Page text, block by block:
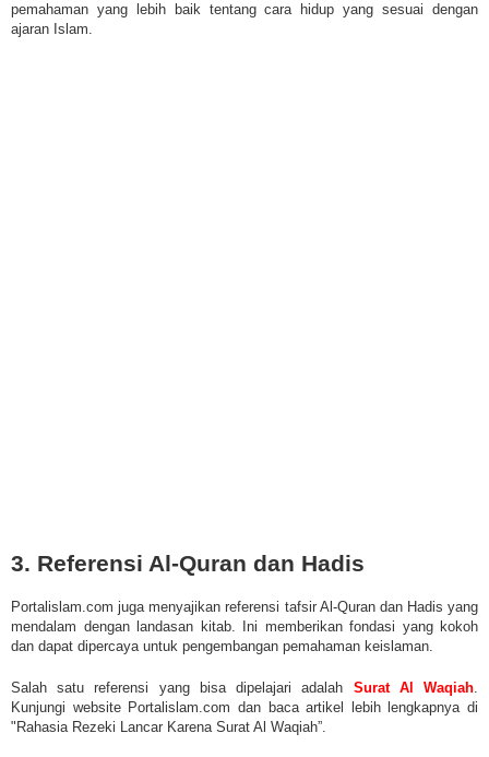
pemahaman yang lebih baik tentang cara hidup yang sesuai dengan
ajaran Islam.
3. Referensi Al-Quran dan Hadis
Portalislam.com juga menyajikan referensi tafsir Al-Quran dan Hadis yang
mendalam dengan landasan kitab. Ini memberikan fondasi yang kokoh
dan dapat dipercaya untuk pengembangan pemahaman keislaman.
Salah satu referensi yang bisa dipelajari adalah Surat Al Waqiah
Kunjungi website Portalislam.com dan baca artikel lebih lengkapnya di
"Rahasia Rezeki Lancar Karena Surat Al Waqiah”.